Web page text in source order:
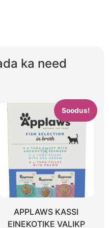
ka need
Soodus!
APPLAWS KASSI
EINEKOTIKE VALIKP